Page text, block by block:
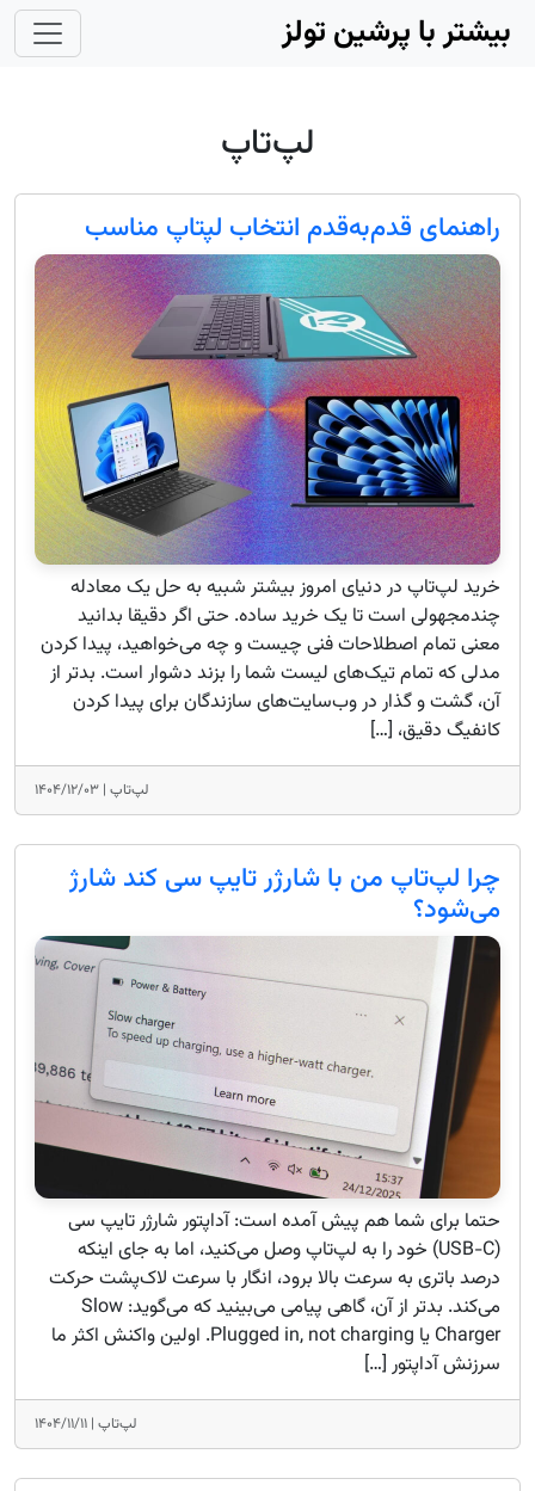
Skip to main content
بیشتر با پرشین تولز
لپ‌تاپ
راهنمای قدم‌به‌قدم انتخاب لپتاپ مناسب
خرید لپ‌تاپ در دنیای امروز بیشتر شبیه به حل یک معادله
چندمجهولی است تا یک خرید ساده. حتی اگر دقیقا بدانید
معنی تمام اصطلاحات فنی چیست و چه می‌خواهید، پیدا کردن
مدلی که تمام تیک‌های لیست شما را بزند دشوار است. بدتر از
آن، گشت و گذار در وب‌سایت‌های سازندگان برای پیدا کردن
کانفیگ دقیق، […]
لپ‌تاپ | ۱۴۰۴/۱۲/۰۳
چرا لپ‌تاپ من با شارژر تایپ سی کند شارژ
می‌شود؟
حتما برای شما هم پیش آمده است: آداپتور شارژر تایپ سی
(USB-C) خود را به لپ‌تاپ وصل می‌کنید، اما به جای اینکه
درصد باتری به سرعت بالا برود، انگار با سرعت لاک‌پشت حرکت
می‌کند. بدتر از آن، گاهی پیامی می‌بینید که می‌گوید: Slow
Charger یا Plugged in, not charging. اولین واکنش اکثر ما
سرزنش آداپتور […]
لپ‌تاپ | ۱۴۰۴/۱۱/۱۱